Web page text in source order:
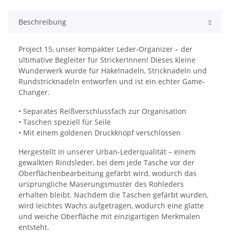
Beschreibung
Project 15, unser kompakter Leder-Organizer – der
ultimative Begleiter für StrickerInnen! Dieses kleine
Wunderwerk wurde für Häkelnadeln, Stricknadeln und
Rundstricknadeln entworfen und ist ein echter Game-
Changer.
• Separates Reißverschlussfach zur Organisation
• Taschen speziell für Seile
• Mit einem goldenen Druckknopf verschlossen
Hergestellt in unserer Urban-Lederqualität – einem
gewalkten Rindsleder, bei dem jede Tasche vor der
Oberflächenbearbeitung gefärbt wird, wodurch das
ursprüngliche Maserungsmuster des Rohleders
erhalten bleibt. Nachdem die Taschen gefärbt wurden,
wird leichtes Wachs aufgetragen, wodurch eine glatte
und weiche Oberfläche mit einzigartigen Merkmalen
entsteht.